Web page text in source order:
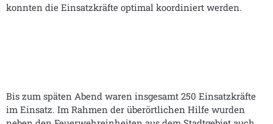
konnten die Einsatzkräfte optimal koordiniert werden.
Bis zum späten Abend waren insgesamt 250 Einsatzkräfte
im Einsatz. Im Rahmen der überörtlichen Hilfe wurden